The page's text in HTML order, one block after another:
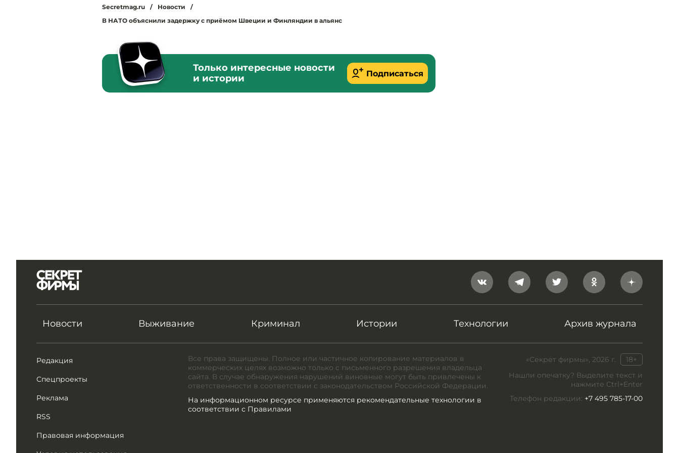
Secretmag.ru / Новости
/
В НАТО объяснили задержку с приёмом Швеции и Финляндии в альянс
Только интересные новости
и истории
Подписаться
Новости Выживание Криминал Истории Технологии Архив журнала
Редакция
Спецпроекты
Реклама
RSS
Правовая информация
«Секрет фирмы», 2026 г.
18+
Нашли опечатку? Выделите текст и
нажмите Ctrl+Enter
Телефон редакции: +7 495 785-17-00
Все права защищены. Полное или частичное копирование материалов в
коммерческих целях возможно только с письменного разрешения владельца
сайта. В случае обнаружения нарушений виновные могут быть привлечены к
ответственности в соответствии с законодательством Российской Федерации.
На информационном ресурсе применяются рекомендательные технологии в
соответствии с Правилами